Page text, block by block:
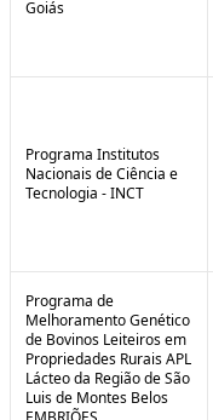
Goiás
Programa Institutos
Nacionais de Ciência e
Tecnologia - INCT
Programa de
Melhoramento Genético
de Bovinos Leiteiros em
Propriedades Rurais APL
Lácteo da Região de São
Luis de Montes Belos